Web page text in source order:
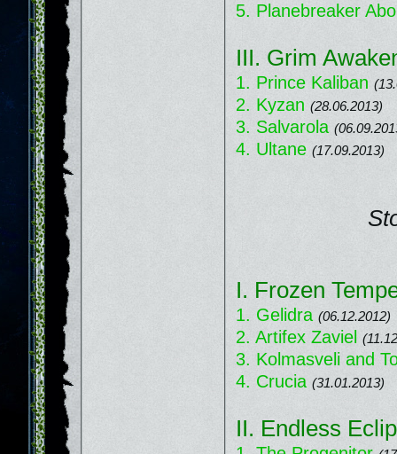
5. Planebreaker
III. Grim
1. Prince Kaliban
2. Kyzan (28.06.2013)
3. Salvarola
4. Ultane (17.09.2013)
I. Frozen
1. Gelidra (06.12.2012)
2. Artifex Zaviel
3. Kolmasveli and
4. Crucia (31.01.2013)
II. Endless